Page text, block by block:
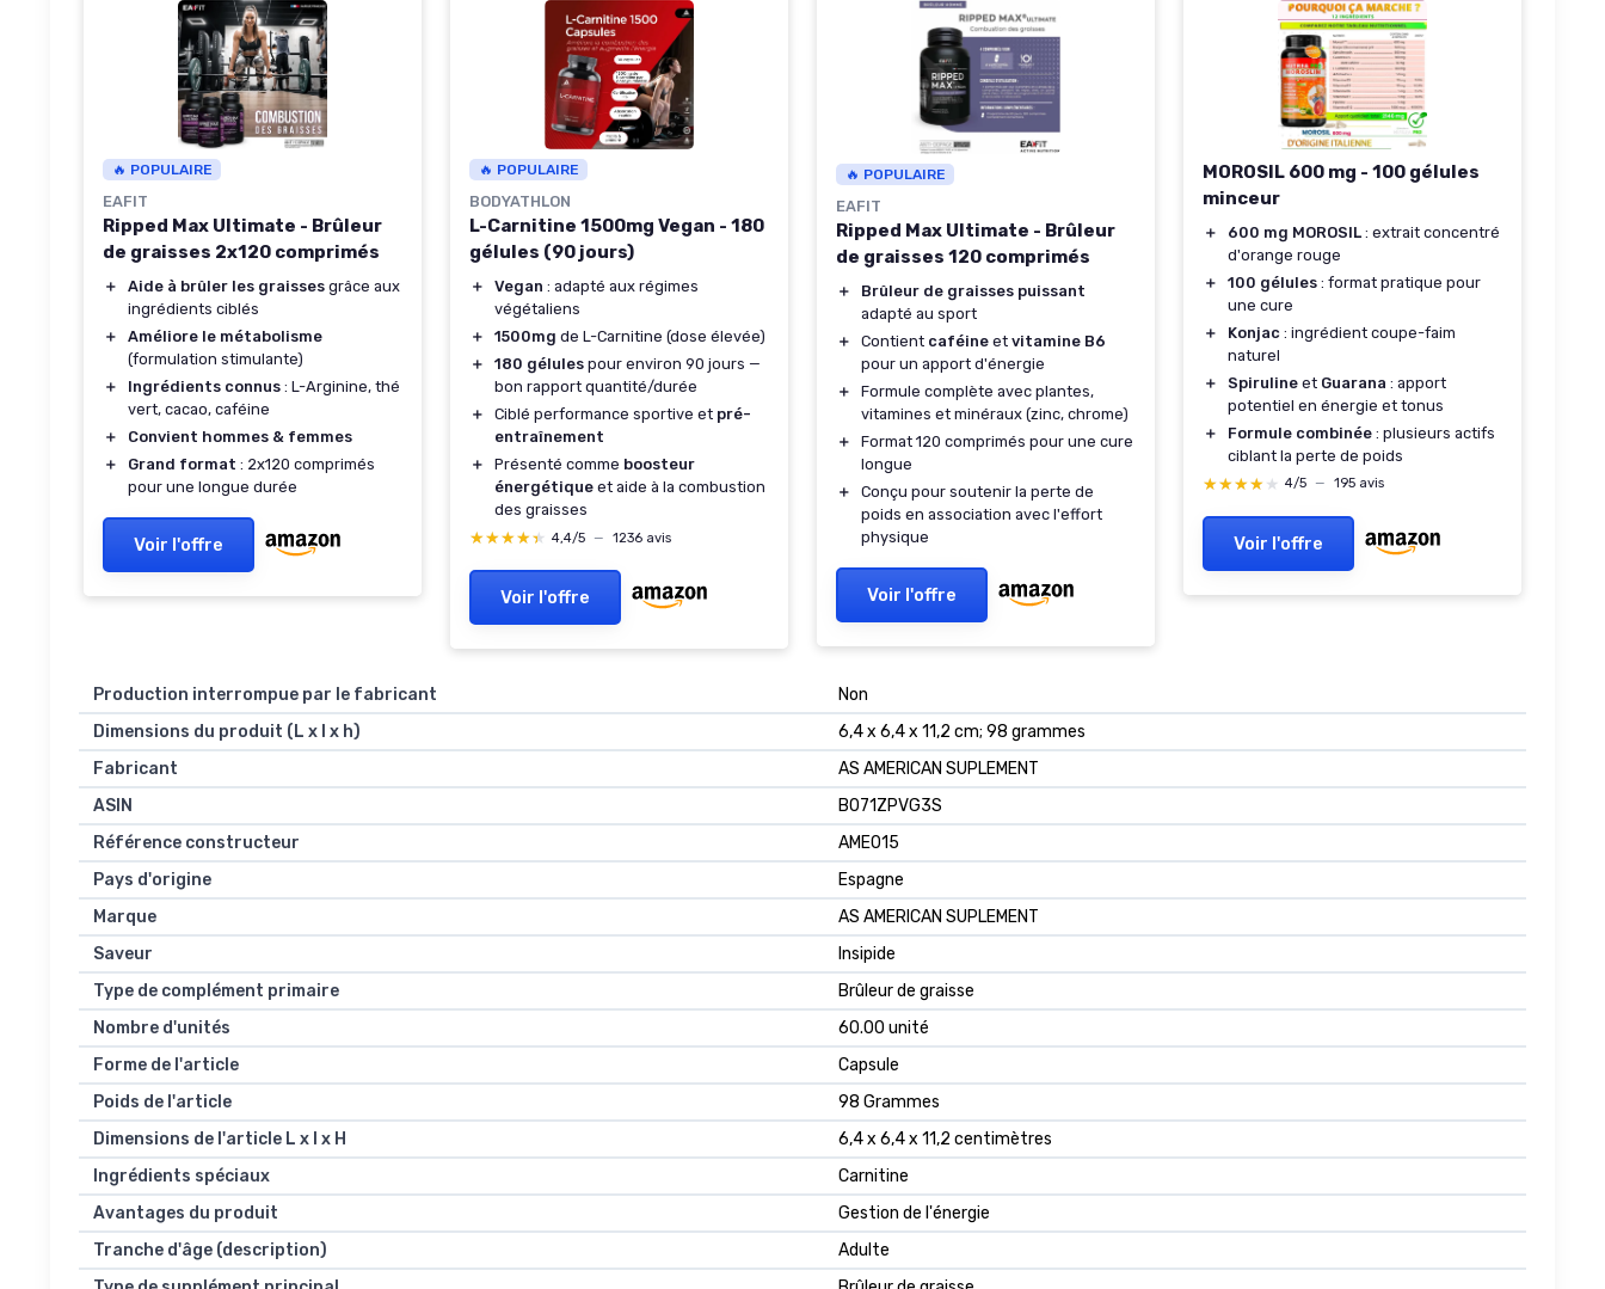
🔥 POPULAIRE
EAFIT
Ripped Max Ultimate - Brûleur
de graisses 2x120 comprimés
＋ Aide à brûler les graisses grâce aux
ingrédients ciblés
＋
Améliore le métabolisme
(formulation stimulante)
＋
Ingrédients connus : L-Arginine, thé
vert, cacao, caféine
＋
Convient hommes & femmes
＋
Grand format : 2x120 comprimés
pour une longue durée
Voir l'offre
🔥 POPULAIRE
BODYATHLON
L-Carnitine 1500mg Vegan - 180
gélules (90 jours)
＋ Vegan : adapté aux régimes
végétaliens
＋
1500mg de L-Carnitine (dose élevée)
＋
180 gélules pour environ 90 jours —
bon rapport quantité/durée
＋
Ciblé performance sportive et pré-
entraînement
＋
Présenté comme boosteur
énergétique et aide à la combustion
des graisses
★★★★★
★★★★★ 4,4/5 — 1236 avis
Voir l'offre
🔥 POPULAIRE
EAFIT
Ripped Max Ultimate - Brûleur
de graisses 120 comprimés
＋
Brûleur de graisses puissant
adapté au sport
＋
Contient caféine et vitamine B6
pour un apport d'énergie
＋
Formule complète avec plantes,
vitamines et minéraux (zinc, chrome)
＋
Format 120 comprimés pour une cure
longue
＋
Conçu pour soutenir la perte de
poids en association avec l'effort
physique
Voir l'offre
MOROSIL 600 mg - 100 gélules
minceur
＋ 600 mg MOROSIL : extrait concentré
d'orange rouge
＋
100 gélules : format pratique pour
une cure
＋
Konjac : ingrédient coupe-faim
naturel
＋
Spiruline et Guarana : apport
potentiel en énergie et tonus
＋
Formule combinée : plusieurs actifs
ciblant la perte de poids
★★★★★
★★★★★ 4/5 — 195 avis
Voir l'offre
Production interrompue par le fabricant
Non
Dimensions du produit (L x l x h)
6,4 x 6,4 x 11,2 cm; 98 grammes
Fabricant
AS AMERICAN SUPLEMENT
ASIN
B071ZPVG3S
Référence constructeur
AME015
Pays d'origine
Espagne
Marque
AS AMERICAN SUPLEMENT
Saveur
Insipide
Type de complément primaire
Brûleur de graisse
Nombre d'unités
60.00 unité
Forme de l'article
Capsule
Poids de l'article
98 Grammes
Dimensions de l'article L x l x H
6,4 x 6,4 x 11,2 centimètres
Ingrédients spéciaux
Carnitine
Avantages du produit
Gestion de l'énergie
Tranche d'âge (description)
Adulte